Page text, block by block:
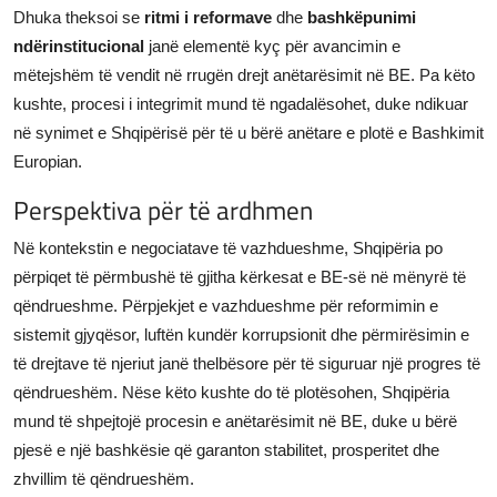
Dhuka theksoi se ritmi i reformave dhe bashkëpunimi
ndërinstitucional janë elementë kyç për avancimin e
mëtejshëm të vendit në rrugën drejt anëtarësimit në BE. Pa këto
kushte, procesi i integrimit mund të ngadalësohet, duke ndikuar
në synimet e Shqipërisë për të u bërë anëtare e plotë e Bashkimit
Europian.
Perspektiva për të ardhmen
Në kontekstin e negociatave të vazhdueshme, Shqipëria po
përpiqet të përmbushë të gjitha kërkesat e BE-së në mënyrë të
qëndrueshme. Përpjekjet e vazhdueshme për reformimin e
sistemit gjyqësor, luftën kundër korrupsionit dhe përmirësimin e
të drejtave të njeriut janë thelbësore për të siguruar një progres të
qëndrueshëm. Nëse këto kushte do të plotësohen, Shqipëria
mund të shpejtojë procesin e anëtarësimit në BE, duke u bërë
pjesë e një bashkësie që garanton stabilitet, prosperitet dhe
zhvillim të qëndrueshëm.